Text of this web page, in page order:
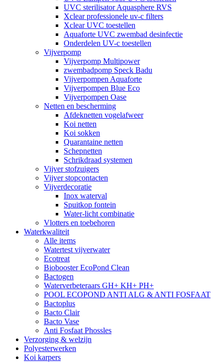
UVC sterilisator Aquasphere RVS
Xclear professionele uv-c filters
Xclear UVC toestellen
Aquaforte UVC zwembad desinfectie
Onderdelen UV-c toestellen
Vijverpomp
Vijverpomp Multipower
zwembadpomp Speck Badu
Vijverpompen Aquaforte
Vijverpompen Blue Eco
Vijverpompen Oase
Netten en bescherming
Afdeknetten vogelafweer
Koi netten
Koi sokken
Quarantaine netten
Schepnetten
Schrikdraad systemen
Vijver stofzuigers
Vijver stopcontacten
Vijverdecoratie
Inox waterval
Spuitkop fontein
Water-licht combinatie
Vlotters en toebehoren
Waterkwaliteit
Alle items
Watertest vijverwater
Ecotreat
Biobooster EcoPond Clean
Bactogen
Waterverbeteraars GH+ KH+ PH+
POOL ECOPOND ANTI ALG & ANTI FOSFAAT
Bactoplus
Bacto Clair
Bacto Vase
Anti Fosfaat Phossles
Verzorging & welzijn
Polyesterwerken
Koi karpers